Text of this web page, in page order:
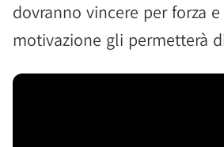
dovranno vincere per forza
motivazione gli permetterà